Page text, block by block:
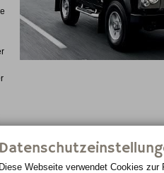
und Förstern ebenso wie bei
Diese Webseite verwendet Cookies zur